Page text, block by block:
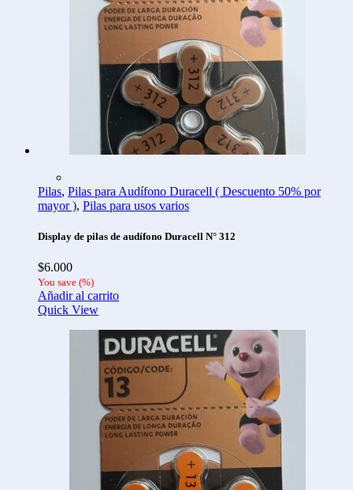
Pilas, Pilas para Audífono Duracell ( Descuento 50% por
mayor ), Pilas para usos varios
Display de pilas de audífono Duracell N° 312
$6.000
You save (%)
Añadir al carrito
Quick View